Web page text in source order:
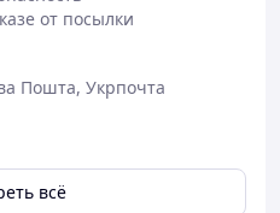
от посылки
Пошта, Укрпочта
всё